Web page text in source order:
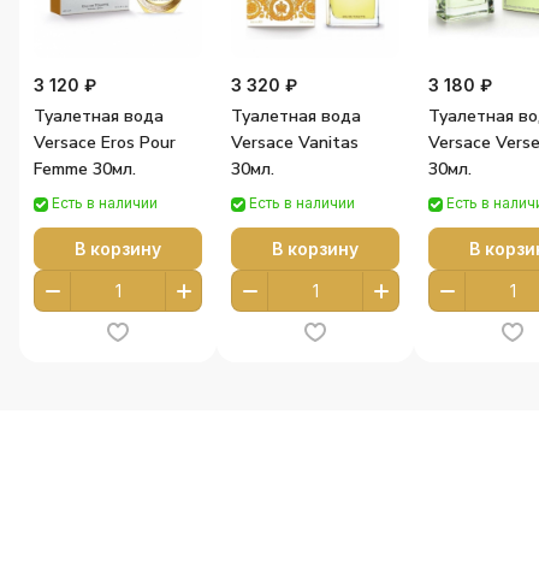
3 120 ₽
Туалетная вода
Versace Eros Pour
Femme 30мл.
Есть в наличии
В корзину
3 320 ₽
Туалетная вода
Versace Vanitas
30мл.
Есть в наличии
В корзину
3 180 ₽
Туалетная
Versace
30мл.
Есть в
В